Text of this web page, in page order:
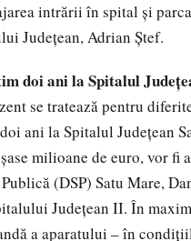
intrării în spital și
Judeţean, Adrian Ştef.
doi ani la Spitalul
se tratează pentru
ani la Spitalul Judeţean
milioane de euro, vor
(DSP) Satu Mare,
Judeţean II. În
a aparatului – în